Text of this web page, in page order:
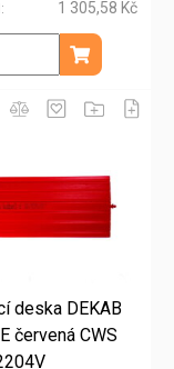
1 305,58 Kč
Přidat do
deska DEKAB
červená CWS